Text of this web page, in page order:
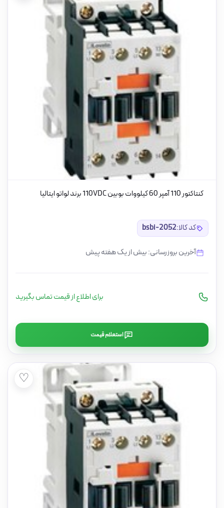
کنتاکتور 110 آمپر 60 کیلووات بوبین 110VDC برند لواتو ایتالیا
کد کالا:bsbi-2052
آخرین بروزرسانی: بیش از یک هفته پیش
برای اطلاع از قیمت تماس بگیرید
استعلام قیمت
♡